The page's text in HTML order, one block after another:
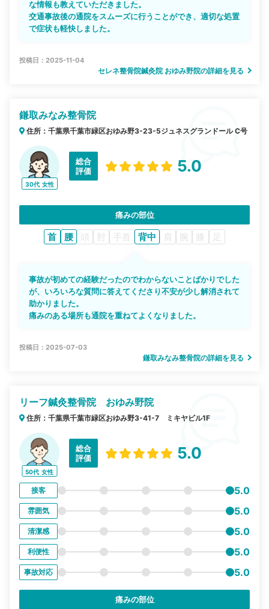
な情報も教えていただきました。
交通事故後の通院をスムーズに行うことができ、適切な処置
で症状も軽快しました。
投稿日：2025-11-04
セレネ整骨院鍼灸院 おゆみ野院の詳細を見る
鎌取みなみ整骨院
住所：千葉県千葉市緑区おゆみ野3-23-5ジュネスグランドール C号
30代 女性
総合
評価
5.0
痛みの部位
首 腰 頭 肘 手首 背中 肩 腕 膝 足
事故が初めての経験だったのでわからないことばかりでした
が、いろいろな質問に答えてくださり不安が少し解消されて
助かりました。
痛みのある場所も通院を重ねてよくなりました。
投稿日：2025-07-03
鎌取みなみ整骨院の詳細を見る
リーフ鍼灸整骨院 おゆみ野院
住所：千葉県千葉市緑区おゆみ野3-41-7 ミキヤビル1F
50代 女性
総合
評価
5.0
接客 5.0
雰囲気 5.0
清潔感 5.0
利便性 5.0
事故対応 5.0
痛みの部位